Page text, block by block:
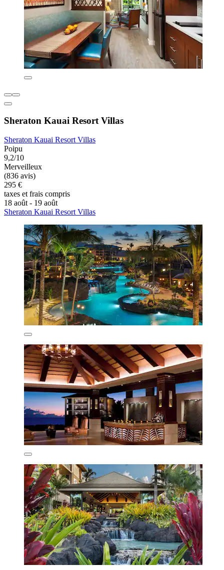
Sheraton Kauai Resort Villas
Sheraton Kauai Resort Villas
Poipu
9,2/10
Merveilleux
(836 avis)
295 €
taxes et frais compris
18 août - 19 août
Sheraton Kauai Resort Villas